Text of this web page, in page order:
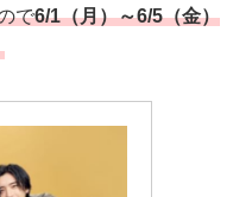
で6/1（月）～6/5（金）